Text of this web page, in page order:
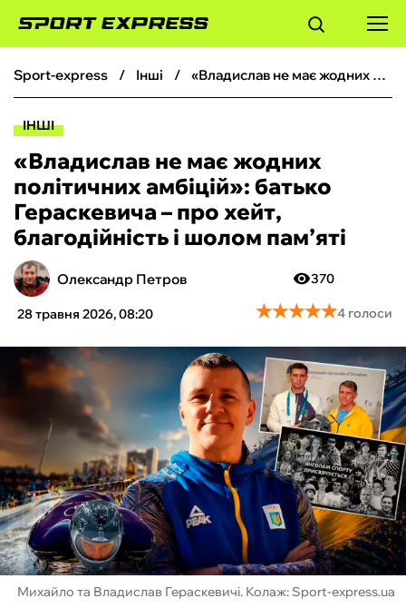
ФУТБОЛ
БОКС
ХОКЕЙ
ТЕНІС
КІБЕРСПОРТ
ЧС-2026
ФУТЗАЛ
ІНШІ
БУКМЕКЕРИ
sport-express інші «Владислав не має жодних політичних амбіцій»: батько Гераскевича – про хейт, благодійність і шолом пам’яті
ІНШІ
«Владислав не має жодних
політичних амбіцій»: батько
Гераскевича – про хейт,
благодійність і шолом пам’яті
Олександр Петров
28 травня 2026, 08:20
370
★★★★★
★★★★★4 голоси
Михайло та Владислав Гераскевичі. Колаж: Sport-express.ua